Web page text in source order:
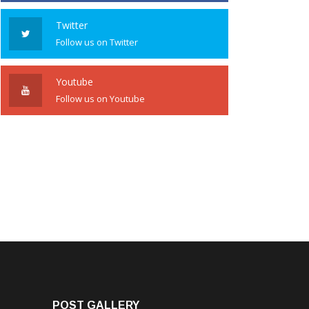
Twitter
Follow us on Twitter
Youtube
Follow us on Youtube
POST GALLERY